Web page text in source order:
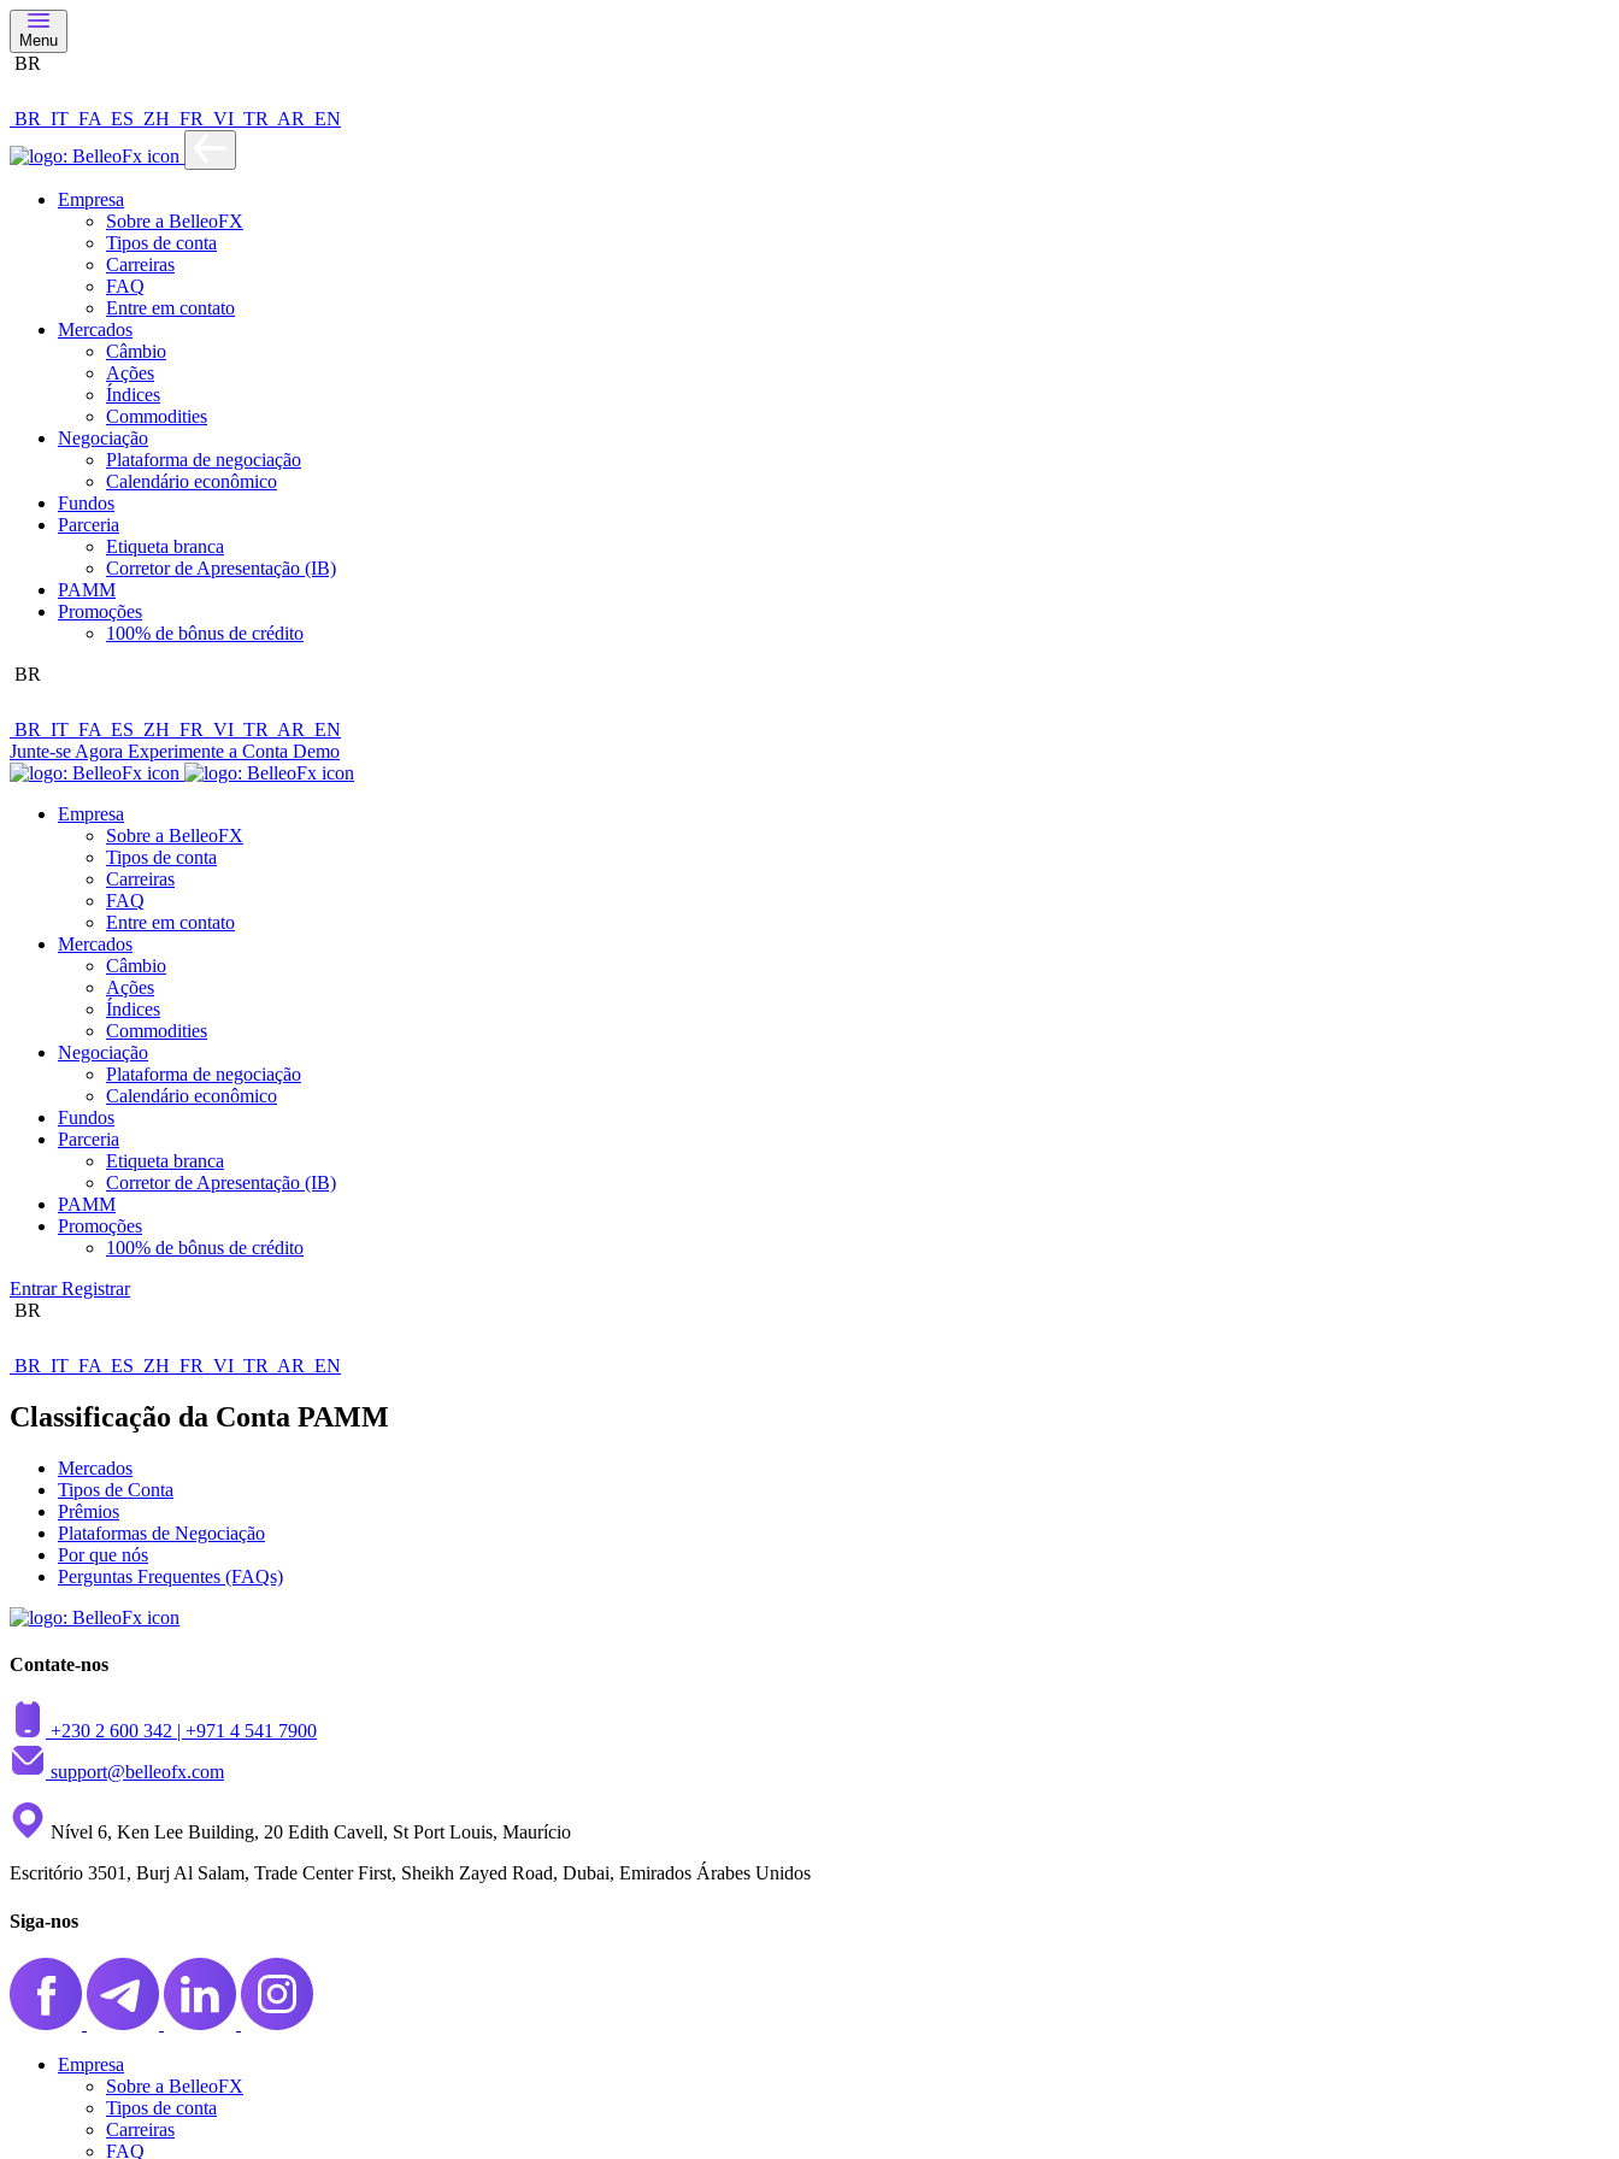
Menu
BR
BR IT FA ES ZH FR VI TR AR EN
Empresa
Sobre a BelleoFX
Tipos de conta
Carreiras
FAQ
Entre em contato
Mercados
Câmbio
Ações
Índices
Commodities
Negociação
Plataforma de negociação
Calendário econômico
Fundos
Parceria
Etiqueta branca
Corretor de Apresentação (IB)
PAMM
Promoções
100% de bônus de crédito
BR
BR IT FA ES ZH FR VI TR AR EN
Junte-se Agora Experimente a Conta Demo
Empresa
Sobre a BelleoFX
Tipos de conta
Carreiras
FAQ
Entre em contato
Mercados
Câmbio
Ações
Índices
Commodities
Negociação
Plataforma de negociação
Calendário econômico
Fundos
Parceria
Etiqueta branca
Corretor de Apresentação (IB)
PAMM
Promoções
100% de bônus de crédito
EntrarRegistrar
BR
BR IT FA ES ZH FR VI TR AR EN
Classificação da Conta PAMM
Mercados
Tipos de Conta
Prêmios
Plataformas de Negociação
Por que nós
Perguntas Frequentes (FAQs)
Contate-nos
+230 2 600 342 | +971 4 541 7900
support@belleofx.com
Nível 6, Ken Lee Building, 20 Edith Cavell, St Port Louis, Maurício
Escritório 3501, Burj Al Salam, Trade Center First, Sheikh Zayed Road, Dubai, Emirados Árabes Unidos
Siga-nos
Empresa
Sobre a BelleoFX
Tipos de conta
Carreiras
FAQ